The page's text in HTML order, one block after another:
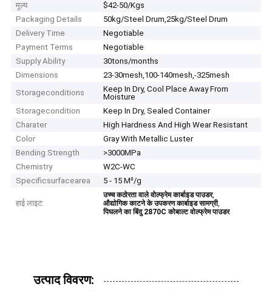
मूल्य
$42-50/Kgs
Packaging Details
50kg/Steel Drum,25kg/Steel Drum
Delivery Time
Negotiable
Payment Terms
Negotiable
Supply Ability
30tons/months
Dimensions
23-30mesh,100-140mesh,-325mesh
Storageconditions
Keep In Dry, Cool Place Away From
Moisture
Storagecondition
Keep In Dry, Sealed Container
Charater
High Hardness And High Wear Resistant
Color
Gray With Metallic Luster
Bending Strength
>3000MPa
Chemistry
W2C-WC
Specificsurfacearea
5 - 15 M²/g
हाई लाइट:
उच्च कठोरता वाले वोल्फ्रेम कार्बाइड पाउडर,
औद्योगिक काटने के उपकरण कार्बाइड सामग्री,
पिघलने का बिंदु 2870C कोबाल्ट वोल्फ्रेम पाउडर
उत्पाद विवरण: